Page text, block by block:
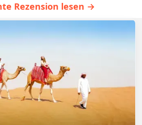
Rezension lesen →